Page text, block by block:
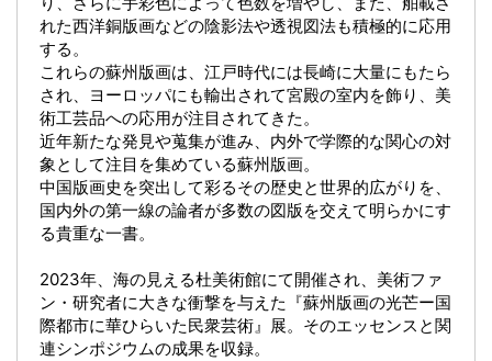
れた西洋銅版画などの陰影法や透視図法も積極的に応用
する。
これらの蘇州版画は、江戸時代には長崎に大量にもたら
され、ヨーロッパにも輸出されて宮殿の室内を飾り、美
術工芸品への応用が注目されてきた。
近年新たな発見や蒐集が進み、内外で学際的な関心の対
象として注目を集めている蘇州版画。
中国版画史を突出して彩るその歴史と世界的広がりを、
国内外の第一線の論者が多数の図版を交えて明らかにす
る貴重な一書。
2023年、海の見える杜美術館にて開催され、美術ファ
ン・研究者に大きな衝撃を与えた『蘇州版画の光芒ー国
際都市に華ひらいた民衆芸術』展。そのエッセンスと関
連シンポジウムの成果を収録。